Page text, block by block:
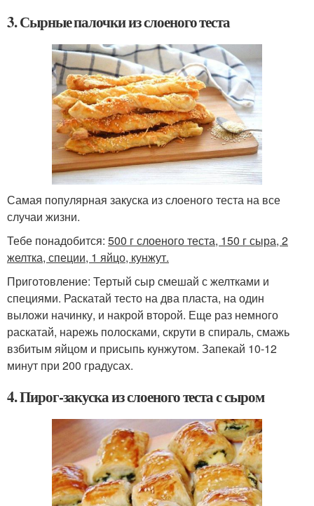
3. Сырные палочки из слоеного теста
Самая популярная закуска из слоеного теста на все
случаи жизни.
Тебе понадобится: 500 г слоеного теста, 150 г сыра, 2
желтка, специи, 1 яйцо, кунжут.
Приготовление: Тертый сыр смешай с желтками и
специями. Раскатай тесто на два пласта, на один
выложи начинку, и накрой второй. Еще раз немного
раскатай, нарежь полосками, скрути в спираль, смажь
взбитым яйцом и присыпь кунжутом. Запекай 10-12
минут при 200 градусах.
4. Пирог-закуска из слоеного теста с сыром